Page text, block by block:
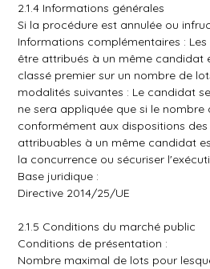
2.1.4 Informations générales
Si la procédure est annulée ou
Informations complémentaires :
être attribués à un même candidat
classé premier sur un nombre de
modalités suivantes : Le candidat
ne sera appliquée que si le
conformément aux dispositions des
attribuables à un même candidat
la concurrence ou sécuriser
Base juridique :
Directive 2014/25/UE
2.1.5 Conditions du marché public
Conditions de présentation :
Nombre maximal de lots pour